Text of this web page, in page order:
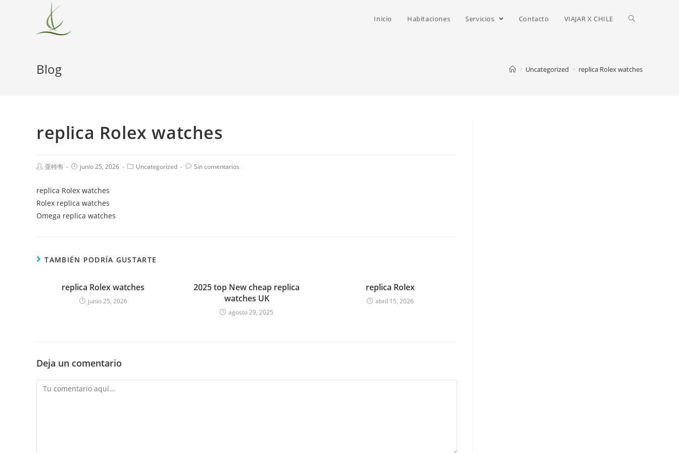
Inicio Habitaciones Servicios Contacto VIAJAR X CHILE
Blog > Uncategorized > replica Rolex watches
replica Rolex watches
亚特韦 junio 25, 2026 Uncategorized Sin comentarios
replica Rolex watches
Rolex replica watches
Omega replica watches
TAMBIÉN PODRÍA GUSTARTE
replica Rolex watches
junio 25, 2026
2025 top New cheap replica
watches UK
agosto 29, 2025
replica Rolex
abril 15, 2026
Deja un comentario